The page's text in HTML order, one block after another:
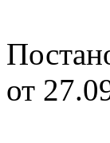
от